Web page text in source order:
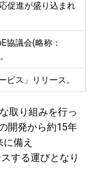
促進が盛り込まれ
協議会(略称：
ビス」リリース。
取り組みを行っ
開発から約15年
備え
する運びとなり